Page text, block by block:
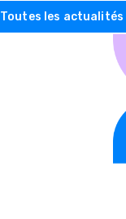
Toutes les actualités